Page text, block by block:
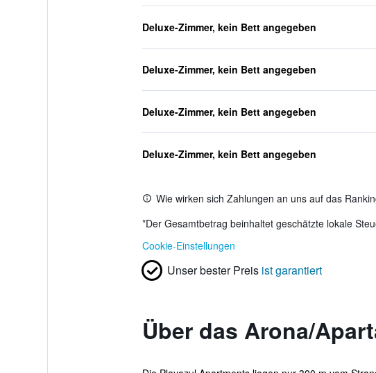
Deluxe-Zimmer, kein Bett angegeben
Deluxe-Zimmer, kein Bett angegeben
Deluxe-Zimmer, kein Bett angegeben
Deluxe-Zimmer, kein Bett angegeben
Wie wirken sich Zahlungen an uns auf das
*Der Gesamtbetrag beinhaltet geschätzte lokale
Cookie-Einstellungen
Unser bester Preis ist garantiert
Über das Arona/